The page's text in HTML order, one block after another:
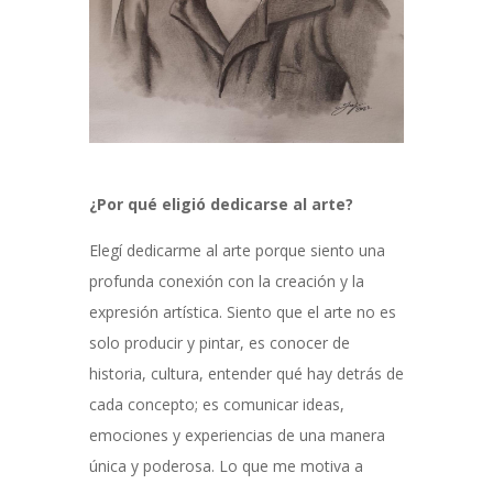
¿Por qué eligió dedicarse al arte?
Elegí dedicarme al arte porque siento una
profunda conexión con la creación y la
expresión artística. Siento que el arte no es
solo producir y pintar, es conocer de
historia, cultura, entender qué hay detrás de
cada concepto; es comunicar ideas,
emociones y experiencias de una manera
única y poderosa. Lo que me motiva a